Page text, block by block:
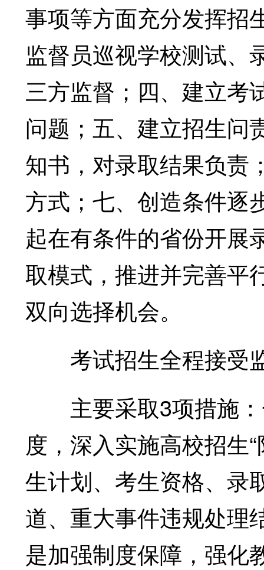
事项等方面充分发挥招
监督员巡视学校测试、
三方监督；四、建立考
问题；五、建立招生问
知书，对录取结果负责
方式；七、创造条件逐
起在有条件的省份开展
取模式，推进并完善平
双向选择机会。
考试招生全程接受
主要采取3项措施：
度，深入实施高校招生
生计划、考生资格、录
道、重大事件违规处理
是加强制度保障，强化